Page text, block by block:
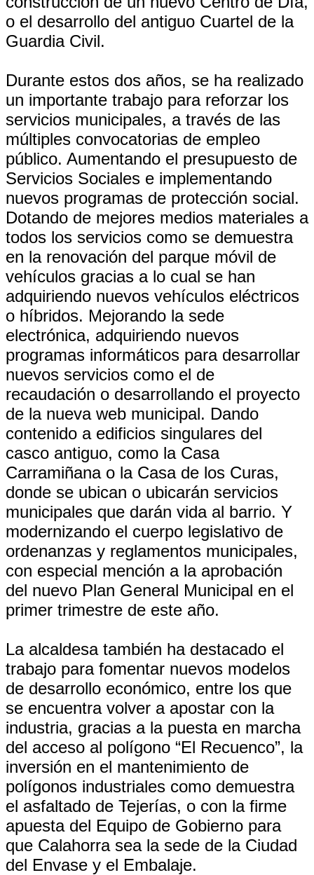
o el desarrollo del antiguo Cuartel de la
Guardia Civil.
Durante estos dos años, se ha realizado
un importante trabajo para reforzar los
servicios municipales, a través de las
múltiples convocatorias de empleo
público. Aumentando el presupuesto de
Servicios Sociales e implementando
nuevos programas de protección social.
Dotando de mejores medios materiales a
todos los servicios como se demuestra
en la renovación del parque móvil de
vehículos gracias a lo cual se han
adquiriendo nuevos vehículos eléctricos
o híbridos. Mejorando la sede
electrónica, adquiriendo nuevos
programas informáticos para desarrollar
nuevos servicios como el de
recaudación o desarrollando el proyecto
de la nueva web municipal. Dando
contenido a edificios singulares del
casco antiguo, como la Casa
Carramiñana o la Casa de los Curas,
donde se ubican o ubicarán servicios
municipales que darán vida al barrio. Y
modernizando el cuerpo legislativo de
ordenanzas y reglamentos municipales,
con especial mención a la aprobación
del nuevo Plan General Municipal en el
primer trimestre de este año.
La alcaldesa también ha destacado el
trabajo para fomentar nuevos modelos
de desarrollo económico, entre los que
se encuentra volver a apostar con la
industria, gracias a la puesta en marcha
del acceso al polígono “El Recuenco”, la
inversión en el mantenimiento de
polígonos industriales como demuestra
el asfaltado de Tejerías, o con la firme
apuesta del Equipo de Gobierno para
que Calahorra sea la sede de la Ciudad
del Envase y el Embalaje.